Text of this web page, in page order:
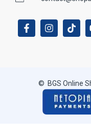
© BGS Online